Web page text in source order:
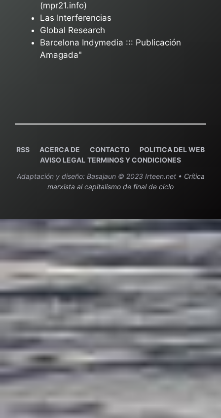
(mpr21.info)
Las Interferencias
Global Research
Barcelona Indymedia ::: Publicación
Amagada"
RSS ACERCA DE CONTACTO
POLITICA DEL WEB
AVISO LEGAL TERMINOS Y CONDICIONES
Adaptación y diseño: Basajaun © 2023 Irteen.net • Crítica
marxista al capitalismo de final de ciclo